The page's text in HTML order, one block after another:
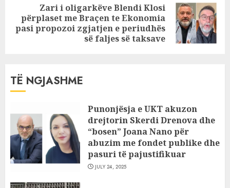
Next
post:
Zari i oligarkëve Blendi Klosi
përplaset me Braçen te Ekonomia
pasi propozoi zgjatjen e periudhës
së faljes së taksave
TË NGJASHME
Punonjësja e UKT akuzon
drejtorin Skerdi Drenova dhe
“bosen” Joana Nano për
abuzim me fondet publike dhe
pasuri të pajustifikuar
JULY 24, 2025